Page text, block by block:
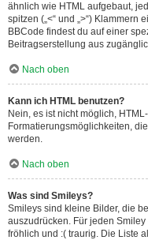
ähnlich wie HTML aufgebaut,
spitzen („<“ und „>“)
BBCode findest du auf einer
Beitragserstellung aus
Nach oben
Kann ich HTML benutzen?
Nein, es ist nicht möglich,
Formatierungsmöglichkeiten,
werden.
Nach oben
Was sind Smileys?
Smileys sind kleine Bilder, die
auszudrücken. Für jeden
fröhlich und :( traurig. Die Liste